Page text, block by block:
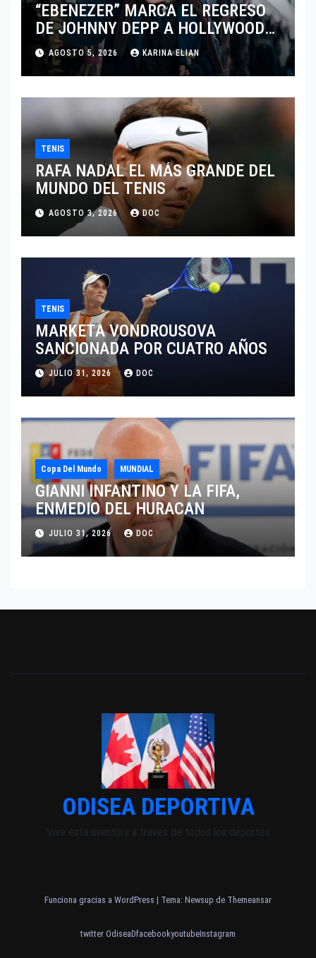
“EBENEZER” MARCA EL REGRESO
DE JOHNNY DEPP A HOLLYWOOD
TRAS SU PASO POR EL CINE
INDEPENDIENTE EUROPEO
AGOSTO 5, 2026 KARINA ELIAN
TENIS
RAFA NADAL EL MÁS GRANDE DEL
MUNDO DEL TENIS
AGOSTO 3, 2026 DOC
TENIS
MARKETA VONDROUSOVA
SANCIONADA POR CUATRO AÑOS
JULIO 31, 2026 DOC
Copa Del Mundo MUNDIAL
GIANNI INFANTINO Y LA FIFA,
ENMEDIO DEL HURACAN
JULIO 31, 2026 DOC
ODISEA DEPORTIVA
Vive esta aventura a través de todos los deportes
Funciona gracias a WordPress | Tema: Newsup de Themeansar
twitter OdiseaDfacebookyoutubeInstagram